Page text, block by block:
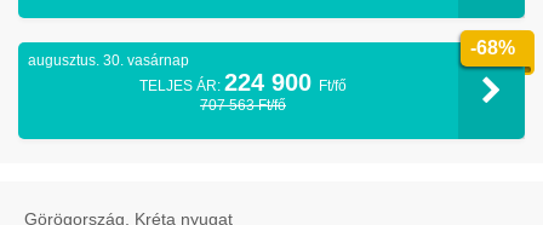
-68%
augusztus. 30. vasárnap
TELJES ÁR: 224 900 Ft/fő
707 563 Ft/fő
Görögország, Kréta nyugat